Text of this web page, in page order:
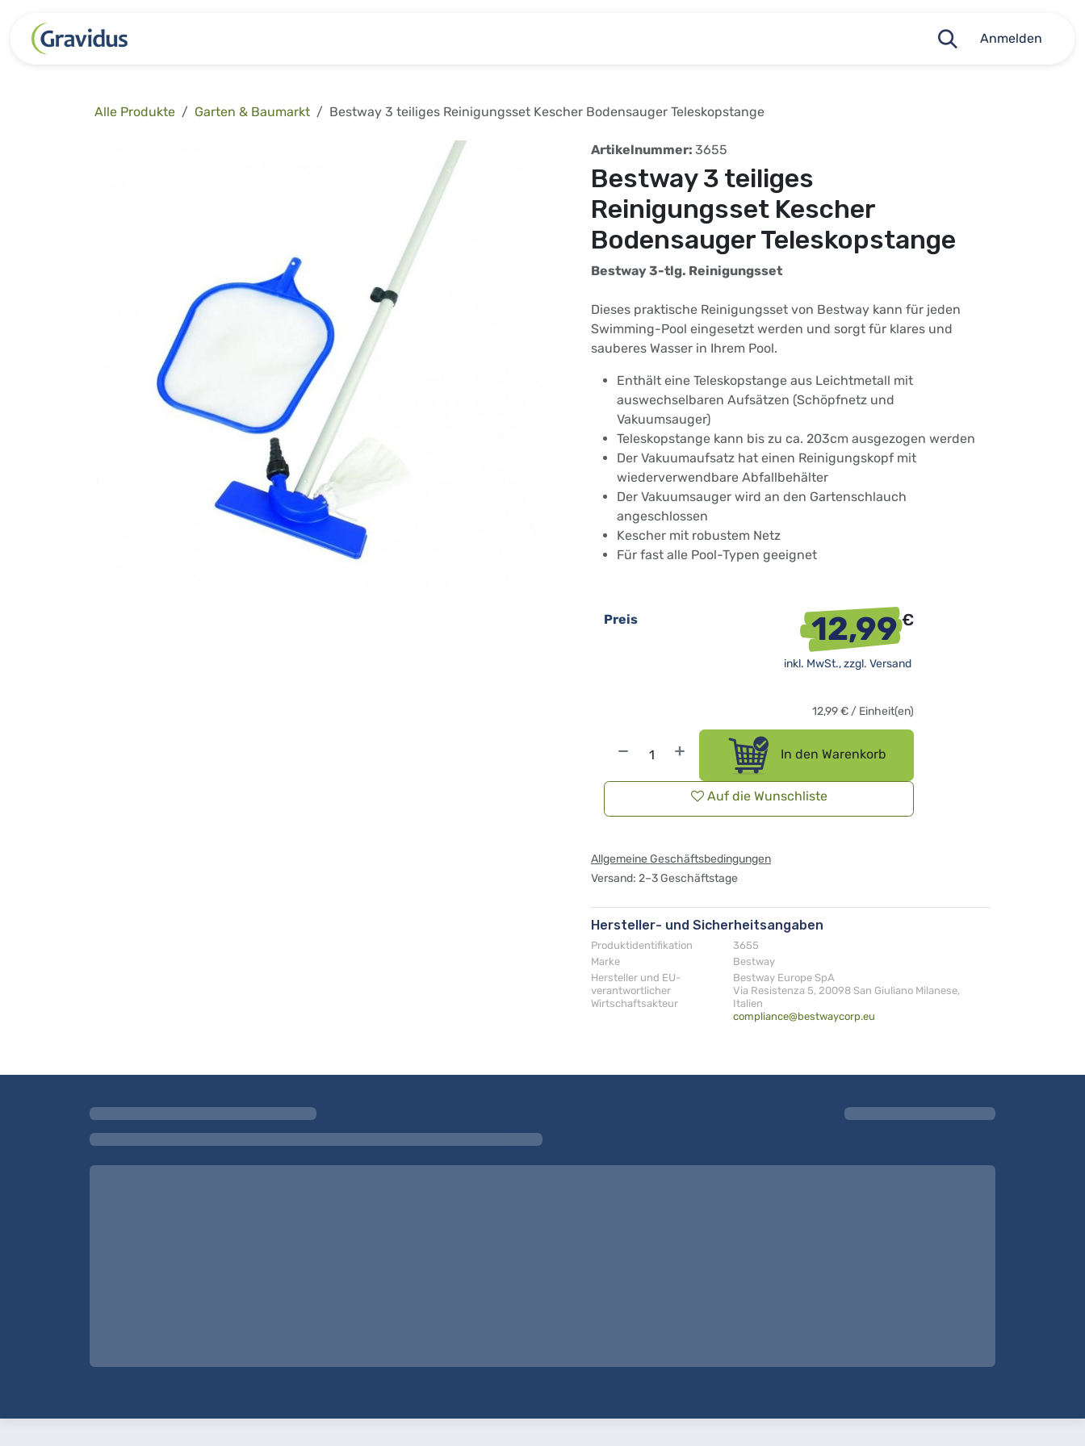
Anmelden
Alle Produkte Garten & Baumarkt Bestway 3 teiliges Reinigungsset Kescher Bodensauger Teleskopstange
Artikelnummer: 3655
Bestway 3 teiliges
Reinigungsset Kescher
Bodensauger Teleskopstange
Bestway 3-tlg. Reinigungsset
Dieses praktische Reinigungsset von Bestway kann für jeden
Swimming-Pool eingesetzt werden und sorgt für klares und
sauberes Wasser in Ihrem Pool.
Enthält eine Teleskopstange aus Leichtmetall mit
auswechselbaren Aufsätzen (Schöpfnetz und
Vakuumsauger)
Teleskopstange kann bis zu ca. 203cm ausgezogen werden
Der Vakuumaufsatz hat einen Reinigungskopf mit
wiederverwendbare Abfallbehälter
Der Vakuumsauger wird an den Gartenschlauch
angeschlossen
Kescher mit robustem Netz
Für fast alle Pool-Typen geeignet
In den Warenkorb
Auf die Wunschliste
Preis 12,99€
inkl. MwSt., zzgl. Versand
12,99€/ Einheit(en)
Allgemeine Geschäftsbedingungen
Versand: 2–3 Geschäftstage
Hersteller- und Sicherheitsangaben
Produktidentifikation
3655
Marke
Bestway
Hersteller und EU-
verantwortlicher
Wirtschaftsakteur
Bestway Europe SpA
Via Resistenza 5, 20098 San Giuliano Milanese,
Italien
compliance@bestwaycorp.eu